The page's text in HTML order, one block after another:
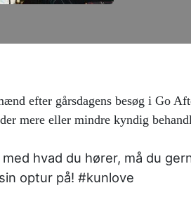
efter gårsdagens besøg i Go
mere eller mindre kyndig
med hvad du hører, må du
optur på! #kunlove